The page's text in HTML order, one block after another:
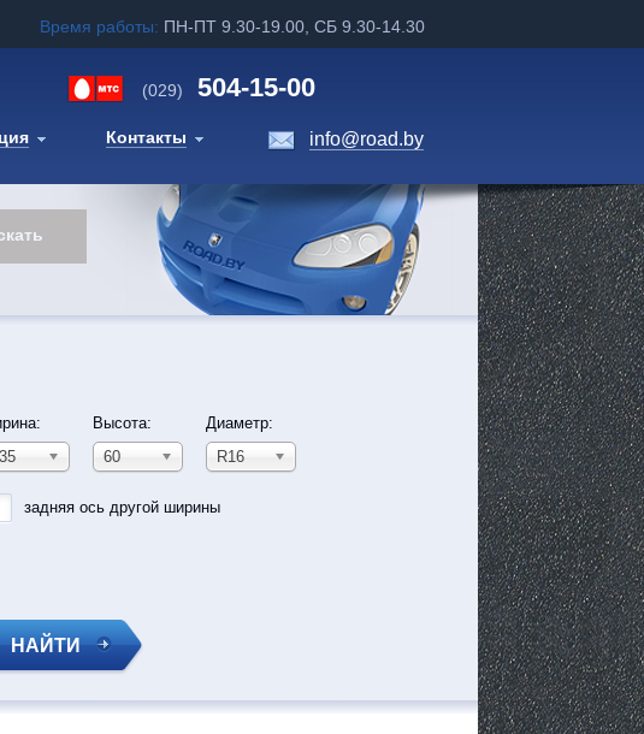
Время работы: ПН-ПТ 9.30-19.00, СБ 9.30-14.30
(029) 504-15-00
Контакты info@road.by
Высота:
60
Диаметр:
R16
задняя ось другой ширины
НАЙТИ